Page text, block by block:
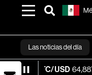
Las noticias del día
BTC/USD 64,887.99 -